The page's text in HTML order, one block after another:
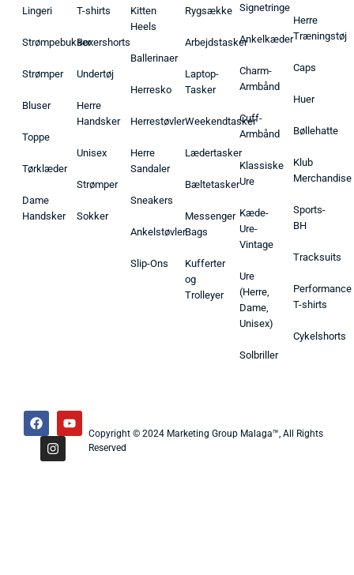
Lingeri
Strømpebukser
Strømper
Bluser
Toppe
Tørklæder
Dame
Handsker
T-shirts
Boxershorts
Undertøj
Herre
Handsker
Unisex
Strømper
Sokker
Kitten
Heels
Ballerinaer
Herresko
Herrestøvler
Herre
Sandaler
Sneakers
Ankelstøvler
Slip-Ons
Rygsække
Arbejdstasker
Laptop-
Tasker
Weekendtasker
Lædertasker
Bæltetasker
Messenger
Bags
Kufferter
og
Trolleyer
Signetringe
Ankelkæder
Charm-
Armbånd
Cuff-
Armbånd
Klassiske
Ure
Kæde-
Ure-
Vintage
Ure
(Herre,
Dame,
Unisex)
Solbriller
Herre
Træningstøj
Caps
Huer
Bøllehatte
Klub
Merchandise
Sports-
BH
Tracksuits
Performance
T-shirts
Cykelshorts
Copyright © 2024 Marketing Group Malaga™, All Rights
Reserved